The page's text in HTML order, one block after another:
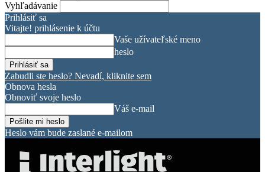
Vyhľadávanie
Prihlásiť sa
Vitajte! prihlásenie k účtu
Vaše užívateľské meno
heslo
Zabudli ste heslo? Nevadí, kliknite sem
Obnova hesla
Obnoviť svoje heslo
Váš e-mail
Heslo vám bude zaslané e-mailom